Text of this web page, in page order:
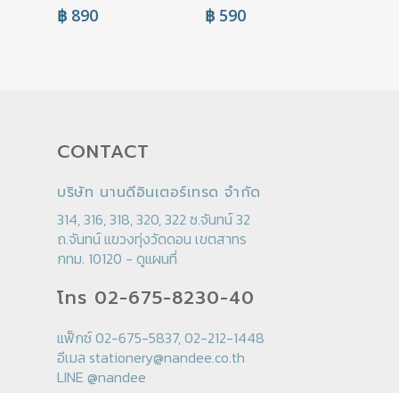
฿ 890 ฿590
CONTACT
บริษัท นานดีอินเตอร์เทรด จำกัด
314, 316, 318, 320, 322 ซ.จันทน์ 32
ถ.จันทน์ แขวงทุ่งวัดดอน เขตสาทร
กทม. 10120 - ดูแผนที่
โทร 02-675-8230-40
แฟ็กซ์ 02-675-5837, 02-212-1448
อีเมล stationery@nandee.co.th
LINE @nandee